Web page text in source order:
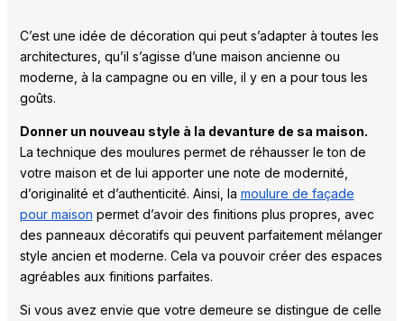
C’est une idée de décoration qui peut s’adapter à toutes les
architectures, qu’il s’agisse d’une maison ancienne ou
moderne, à la campagne ou en ville, il y en a pour tous les
goûts.
Donner un nouveau style à la devanture de sa maison.
La technique des moulures permet de réhausser le ton de
votre maison et de lui apporter une note de modernité,
d’originalité et d’authenticité. Ainsi, la moulure de façade
pour maison permet d’avoir des finitions plus propres, avec
des panneaux décoratifs qui peuvent parfaitement mélanger
style ancien et moderne. Cela va pouvoir créer des espaces
agréables aux finitions parfaites.
Si vous avez envie que votre demeure se distingue de celle